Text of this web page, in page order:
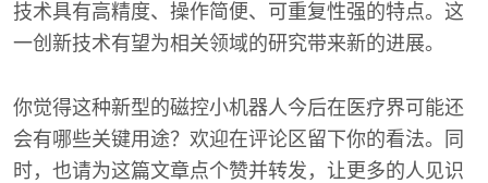
技术具有高精度、操作简便、可重复性强的特点。这
一创新技术有望为相关领域的研究带来新的进展。
你觉得这种新型的磁控小机器人今后在医疗界可能还
会有哪些关键用途？欢迎在评论区留下你的看法。同
时，也请为这篇文章点个赞并转发，让更多的人见识